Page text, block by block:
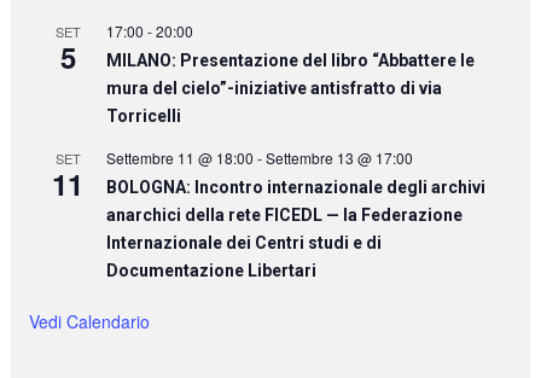
SET
5
17:00 -20:00
MILANO: Presentazione del libro “Abbattere le
mura del cielo”-iniziative antisfratto di via
Torricelli
SET
11
Settembre 11 @ 18:00 -Settembre 13 @ 17:00
BOLOGNA: Incontro internazionale degli archivi
anarchici della rete FICEDL — la Federazione
Internazionale dei Centri studi e di
Documentazione Libertari
Vedi Calendario